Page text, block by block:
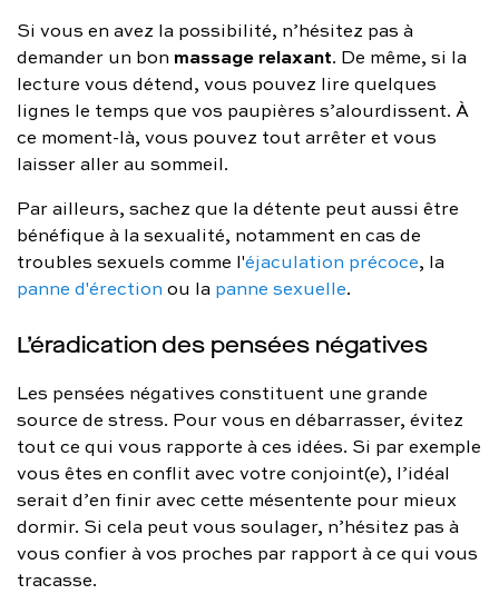
Si vous en avez la possibilité, n’hésitez pas à
demander un bon massagerelaxant. De même, si la
lecture vous détend, vous pouvez lire quelques
lignes le temps que vos paupières s’alourdissent. À
ce moment-là, vous pouvez tout arrêter et vous
laisser aller au sommeil.
Par ailleurs, sachez que la détente peut aussi être
bénéfique à la sexualité, notamment en cas de
troubles sexuels comme l'éjaculation précoce, la
panne d'érection ou la panne sexuelle.
L’éradication des pensées négatives
Les pensées négatives constituent une grande
source de stress. Pour vous en débarrasser, évitez
tout ce qui vous rapporte à ces idées. Si par exemple
vous êtes en conflit avec votre conjoint(e), l’idéal
serait d’en finir avec cette mésentente pour mieux
dormir. Si cela peut vous soulager, n’hésitez pas à
vous confier à vos proches par rapport à ce qui vous
tracasse.